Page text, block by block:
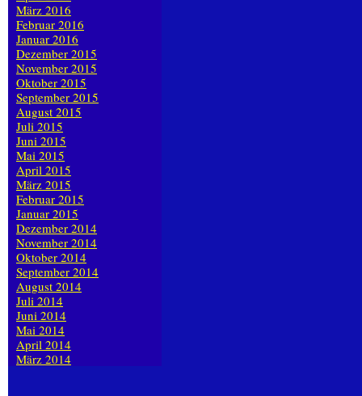
März 2016
Februar 2016
Januar 2016
Dezember 2015
November 2015
Oktober 2015
September 2015
August 2015
Juli 2015
Juni 2015
Mai 2015
April 2015
März 2015
Februar 2015
Januar 2015
Dezember 2014
November 2014
Oktober 2014
September 2014
August 2014
Juli 2014
Juni 2014
Mai 2014
April 2014
März 2014